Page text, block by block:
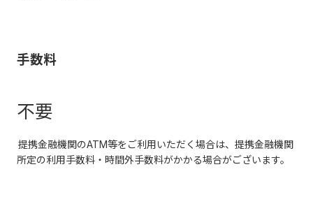
手数料
不要
提携金融機関のATM等をご利用いただく場合は、提携金融機関
所定の利用手数料・時間外手数料がかかる場合がございます。